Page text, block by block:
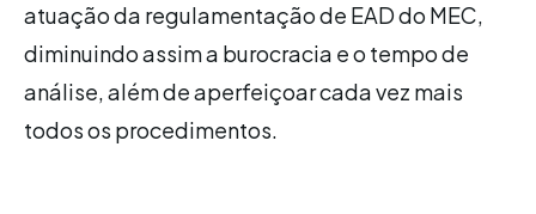
atuação da regulamentação de EAD do MEC,
diminuindo assim a burocracia e o tempo de
análise, além de aperfeiçoar cada vez mais
todos os procedimentos.